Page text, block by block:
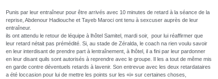
Punis par leur entraîneur pour être arrivés avec 10 minutes de retard à la séance de la
reprise, Abdenour Hadiouche et Tayeb Maroci ont tenu à sexcuser auprès de leur
entraîneur.
ils ont attendu le retour de léquipe à lhôtel Samitel, mardi soir, pour lui réaffirmer que
leur retard nétait pas prémédité. Si, au stade de Zéralda, le coach na rien voulu savoir
en leur interdisant de prendre part à lentraînement, à lhôtel, il a fini par leur pardonner
en leur disant quils sont autorisés à reprendre avec le groupe. Il les a tout de même mis
en garde contre déventuels retards à lavenir. Son entrevue avec les deux retardataires
a été loccasion pour lui de mettre les points sur les «i» sur certaines choses,